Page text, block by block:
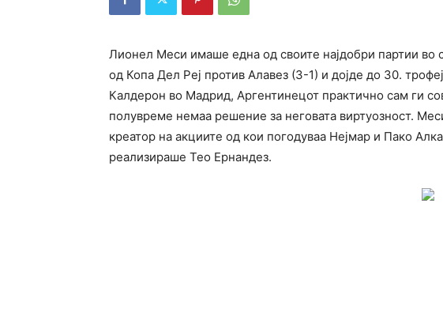
Лионел Меси имаше една од своите најдобри партии во
од Копа Дел Реј против Алавез (3-1) и дојде до 30.
Калдерон во Мадрид, Аргентинецот практично сам ги
полувреме немаа решение за неговата виртуозност.
креатор на акциите од кои погодуваа Нејмар и Пако
реализираше Тео Ернандез.